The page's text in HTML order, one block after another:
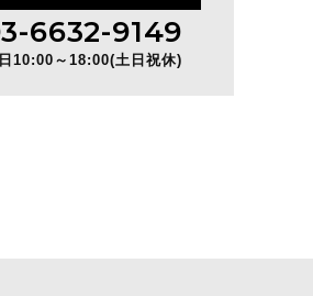
6632-9149
10:00～18:00(土日祝休)